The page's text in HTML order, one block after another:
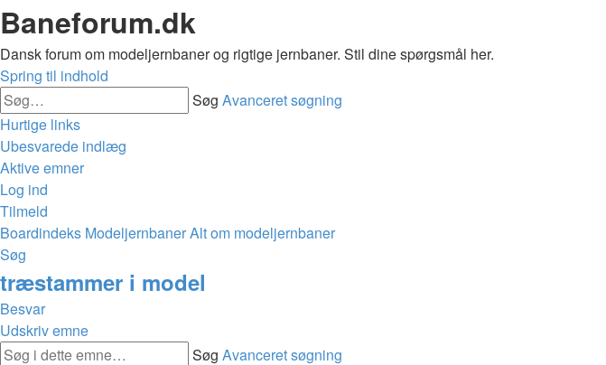
Baneforum.dk
Dansk forum om modeljernbaner og rigtige jernbaner. Stil dine spørgsmål her.
Spring til indhold
Søg Avanceret søgning
Hurtige links
Ubesvarede indlæg
Aktive emner
Log ind
Tilmeld
Boardindeks ModeljernbanerAlt om modeljernbaner
Søg
træstammer i model
Besvar
Udskriv emne
Søg Avanceret søgning